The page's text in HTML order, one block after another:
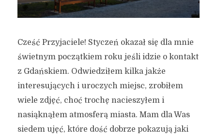
Cześć Przyjaciele! Styczeń okazał się dla mnie
świetnym początkiem roku jeśli idzie o kontakt
z Gdańskiem. Odwiedziłem kilka jakże
interesujących i uroczych miejsc, zrobiłem
wiele zdjęć, choć trochę nacieszyłem i
nasiąknąłem atmosferą miasta. Mam dla Was
siedem ujęć, które dość dobrze pokazują jaki